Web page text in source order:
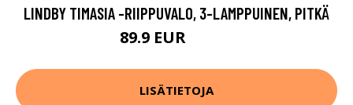
LINDBY TIMASIA -RIIPPUVALO, 3-LAMPPUINEN, PITKÄ
89.9 EUR
LISÄTIETOJA